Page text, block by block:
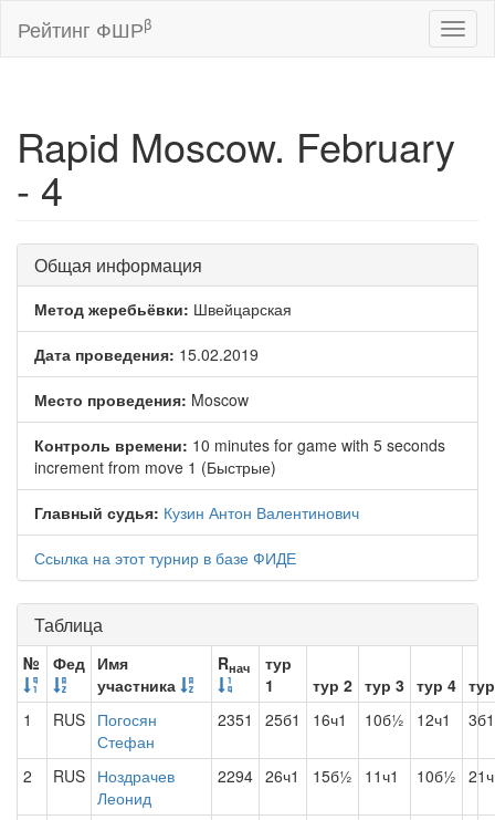
Рейтинг ФШРβ
Rapid Moscow. February
- 4
Общая информация
Метод жеребьёвки: Швейцарская
Дата проведения: 15.02.2019
Место проведения: Moscow
Контроль времени: 10 minutes for game with 5 seconds
increment from move 1 (Быстрые)
Главный судья: Кузин Антон Валентинович
Ссылка на этот турнир в базе ФИДЕ
Таблица
№ Фед Имя
участника
Rнач
тур
1
тур 2 тур 3 тур 4
1
RUS Погосян
Стефан
2351 25б1 16ч1 10б½ 12ч1 3б1
2 RUS Ноздрачев
Леонид
2294 26ч1 15б½ 11ч1 10б½